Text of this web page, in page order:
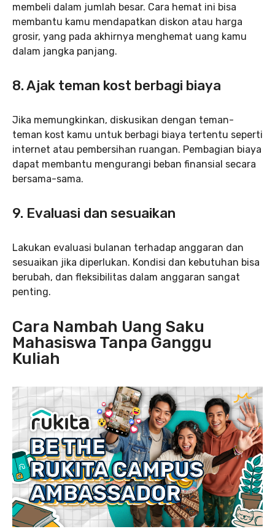
membeli dalam jumlah besar. Cara hemat ini bisa
membantu kamu mendapatkan diskon atau harga
grosir, yang pada akhirnya menghemat uang kamu
dalam jangka panjang.
8. Ajak teman kost berbagi biaya
Jika memungkinkan, diskusikan dengan teman-
teman kost kamu untuk berbagi biaya tertentu seperti
internet atau pembersihan ruangan. Pembagian biaya
dapat membantu mengurangi beban finansial secara
bersama-sama.
9. Evaluasi dan sesuaikan
Lakukan evaluasi bulanan terhadap anggaran dan
sesuaikan jika diperlukan. Kondisi dan kebutuhan bisa
berubah, dan fleksibilitas dalam anggaran sangat
penting.
Cara Nambah Uang Saku
Mahasiswa Tanpa Ganggu
Kuliah